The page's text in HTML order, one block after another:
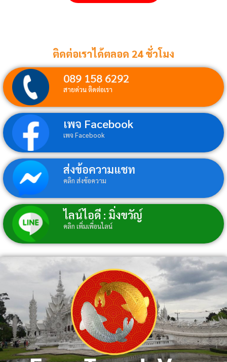
ติดต่อเราได้ตลอด 24 ชั่วโมง
089 158 6292
สายด่วน ติดต่อเรา
เพจ Facebook
เพจ Facebook
ส่งข้อความแชท
คลิก ส่งข้อความ
ไลน์ไอดี : มิ่งขวัญ์
คลิก เพิ่มเพื่อนไลน์